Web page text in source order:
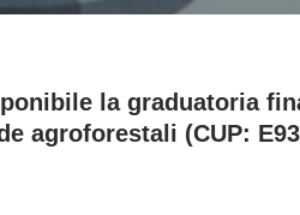
la graduatoria
agroforestali (CUP: